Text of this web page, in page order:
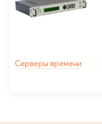
Серверы времени